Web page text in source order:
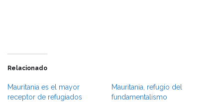
Relacionado
Mauritania es el mayor
receptor de refugiados
Mauritania, refugio del
fundamentalismo